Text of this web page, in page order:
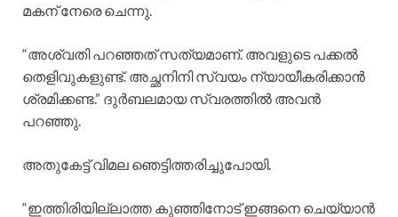
മകന് നേരെ ചെന്നു.
“അശ്വതി പറഞ്ഞത് സത്യമാണ്. അവളുടെ പക്കൽ
തെളിവുകളുണ്ട്. അച്ഛനിനി സ്വയം ന്യായീകരിക്കാൻ
ശ്രമിക്കണ്ട.” ദുർബലമായ സ്വരത്തിൽ അവൻ
പറഞ്ഞു.
അതുകേട്ട് വിമല ഞെട്ടിത്തരിച്ചുപോയി.
“ഇത്തിരിയില്ലാത്ത കുഞ്ഞിനോട് ഇങ്ങനെ ചെയ്യാൻ